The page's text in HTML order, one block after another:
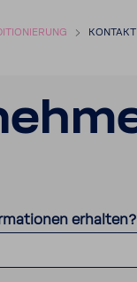
erhalten?